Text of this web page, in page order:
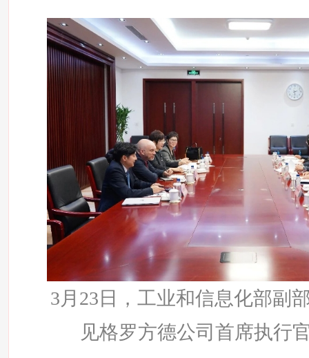
3月23日，工业和信息化部副
见格罗方德公司首席执行